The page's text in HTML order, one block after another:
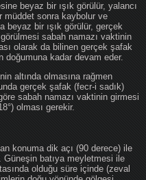
beyaz bir ışık görülür, yalancı
müddet sonra kaybolur ve
beyaz bir ışık görülür, gerçek
sabah namazı vaktinin
olarak da bilinen gerçek şafak
doğumuna kadar devam eder.
altında olmasına rağmen
gerçek şafak (fecr-i sadık)
sabah namazı vaktinin girmesi
olması gerekir.
konuma dik açı (90 derece) ile
batıya meyletmesi ile
olduğu süre içinde (zeval